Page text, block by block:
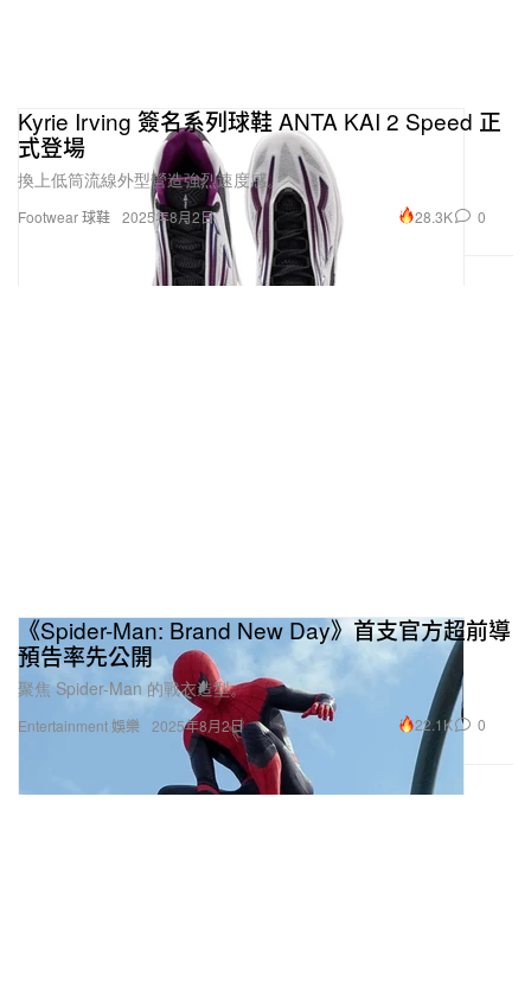
Footwear 球鞋
Kyrie Irving 簽名系列球鞋 ANTA KAI 2 Speed 正
式登場
換上低筒流線外型營造強烈速度感。
2025年8月2日 28.3K 0
Entertainment 娛樂
《Spider-Man: Brand New Day》首支官方超前導
預告率先公開
聚焦 Spider-Man 的戰衣造型。
2025年8月2日 22.1K 0